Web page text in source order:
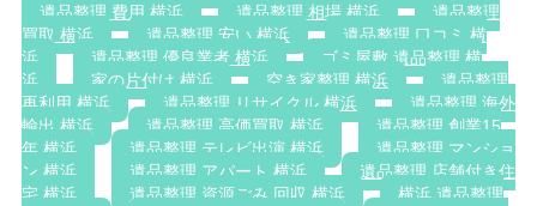
遺品整理 費用 横浜
遺品整理 相場 横浜
遺品整理
買取 横浜
遺品整理 安い 横浜
遺品整理 口コミ 横
浜
遺品整理 優良業者 横浜
ゴミ屋敷 遺品整理 横
浜
家の片付け 横浜 空き家整理 横浜
遺品整理
再利用 横浜
遺品整理 リサイクル 横浜
遺品整理 海外
輸出 横浜
遺品整理 高価買取 横浜
遺品整理 創業15
年 横浜
遺品整理 テレビ出演 横浜
遺品整理 マンショ
ン 横浜
遺品整理 アパート 横浜
遺品整理 店舗付き住
宅 横浜
遺品整理 資源ごみ 回収 横浜
横浜 遺品整理